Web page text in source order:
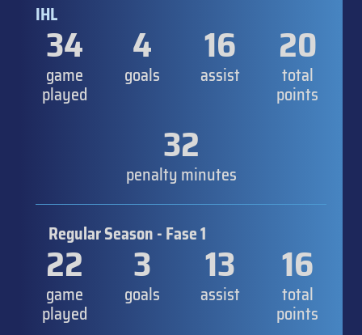
IHL
34
game
played
4
goals
16
assist
20
total
points
32
penalty minutes
Regular Season - Fase 1
22
game
played
3
goals
13
assist
16
total
points